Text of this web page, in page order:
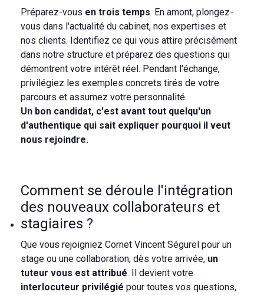
Préparez-vous en trois temps. En amont, plongez-
vous dans l'actualité du cabinet, nos expertises et
nos clients. Identifiez ce qui vous attire précisément
dans notre structure et préparez des questions qui
démontrent votre intérêt réel. Pendant l'échange,
privilégiez les exemples concrets tirés de votre
parcours et assumez votre personnalité.
Un bon candidat, c'est avant tout quelqu'un
d'authentique qui sait expliquer pourquoi il veut
nous rejoindre.
Comment se déroule l'intégration
des nouveaux collaborateurs et
stagiaires ?
Que vous rejoigniez Cornet Vincent Ségurel pour un
stage ou une collaboration, dès votre arrivée, un
tuteur vous est attribué. Il devient votre
interlocuteur privilégié pour toutes vos questions,